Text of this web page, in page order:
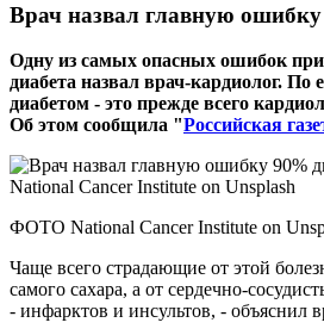
Врач назвал главную
Одну из самых опасных ошибок при
диабета назвал врач-кардиолог. По
диабетом - это прежде всего
Об этом сообщила "Российская
ФОТО National Cancer Institute on
Чаще всего страдающие от этой
самого сахара, а от сердечно-
- инфарктов и инсультов, - объяснил